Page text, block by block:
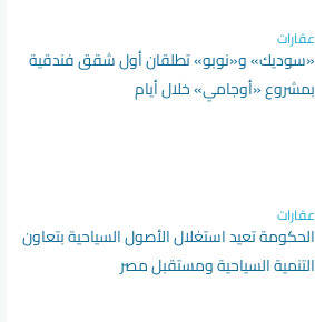
عقارات
«سوديك» و«نوبو» تطلقان أول شقق فندقية
بمشروع «أوجامي» خلال أيام
عقارات
الحكومة تعيد استغلال الأصول السياحية بتعاون
التنمية السياحية ومستقبل مصر